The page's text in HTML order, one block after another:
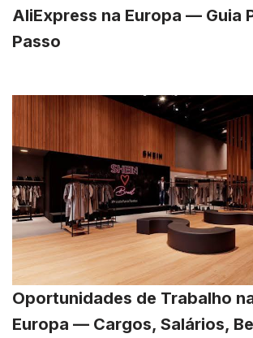
AliExpress na Europa — Guia
Passo
Oportunidades de Trabalho
Europa — Cargos, Salários,